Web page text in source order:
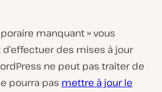
manquant » vous
des mises à jour
ne peut pas traiter de
pourra pas mettre à jour le